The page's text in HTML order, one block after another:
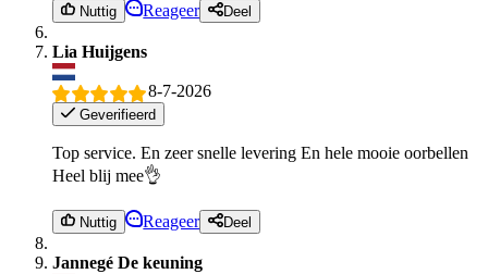
Nuttig Reageer Deel
Lia Huijgens
8-7-2026
Geverifieerd
Top service. En zeer snelle levering En hele mooie oorbellen
Heel blij mee👌
Nuttig Reageer Deel
Jannegé De keuning